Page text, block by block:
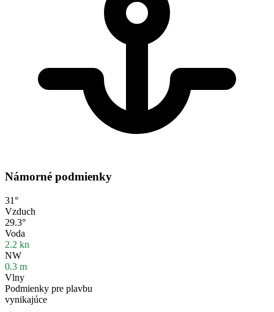
Námorné podmienky
31°
Vzduch
29.3°
Voda
2.2 kn
NW
0.3 m
Vlny
Podmienky pre plavbu
vynikajúce